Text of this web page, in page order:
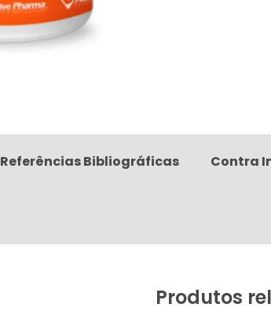
Referências Bibliográficas Contra
Produtos